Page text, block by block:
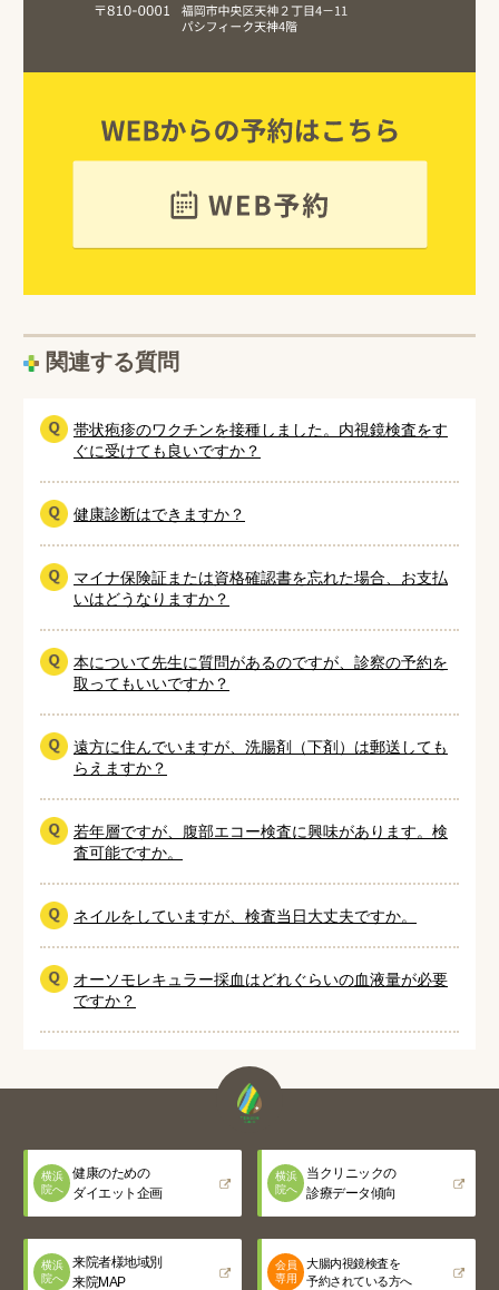
関連する質問
帯状疱疹のワクチンを接種しました。内視鏡検査をす
ぐに受けても良いですか？
健康診断はできますか？
マイナ保険証または資格確認書を忘れた場合、お支払
いはどうなりますか？
本について先生に質問があるのですが、診察の予約を
取ってもいいですか？
遠方に住んでいますが、洗腸剤（下剤）は郵送しても
らえますか？
若年層ですが、腹部エコー検査に興味があります。検
査可能ですか。
ネイルをしていますが、検査当日大丈夫ですか。
オーソモレキュラー採血はどれぐらいの血液量が必要
ですか？
横浜
院へ
健康のための
ダイエット企画
横浜
院へ
当クリニックの
診療データ傾向
横浜
院へ
来院者様地域別
来院MAP
会員
専用
大腸内視鏡検査を
予約されている方へ